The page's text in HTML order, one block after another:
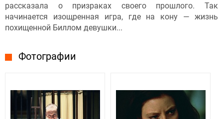
рассказала о призраках своего прошлого. Так
начинается изощренная игра, где на кону — жизнь
похищенной Биллом девушки...
Фотографии